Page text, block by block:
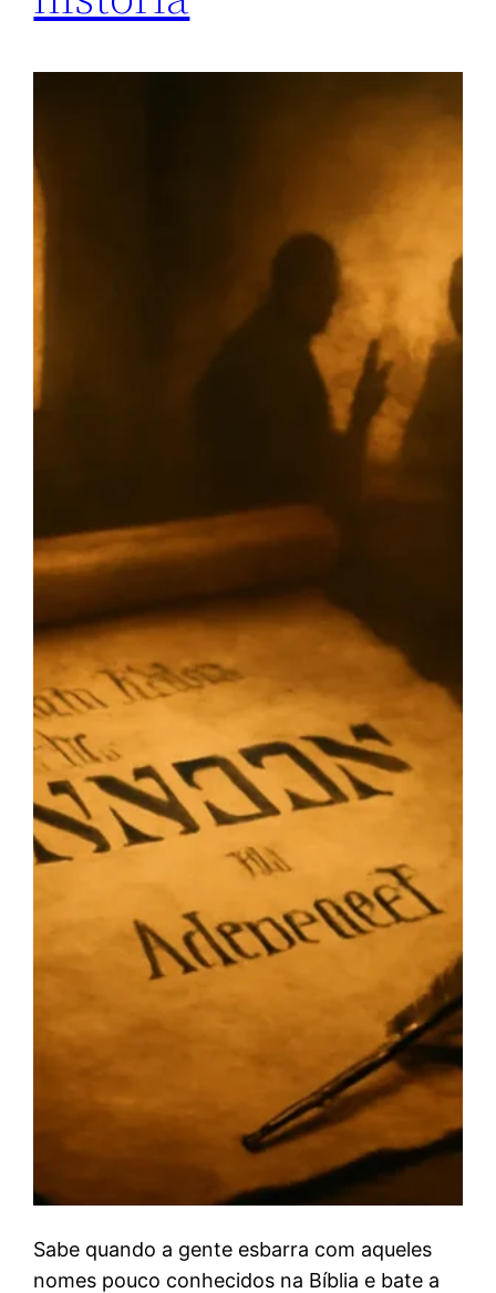
Sabe quando a gente esbarra com aqueles
nomes pouco conhecidos na Bíblia e bate a